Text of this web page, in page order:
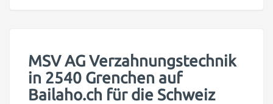
MSV AG Verzahnungstechnik
in 2540 Grenchen auf
Bailaho.ch für die Schweiz